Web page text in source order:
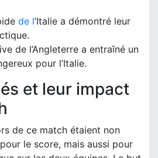
de l’Italie a démontré leur
de l’Angleterre a entraîné un
pour l’Italie.
et leur impact
de ce match étaient non
le score, mais aussi pour